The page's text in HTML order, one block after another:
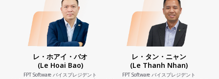
レ・ホアイ・バオ
(Le Hoai Bao)
FPT Software バイスプレジデント
レ・タン・ニャン
(Le Thanh Nhan)
FPT Software バイスプレジデント